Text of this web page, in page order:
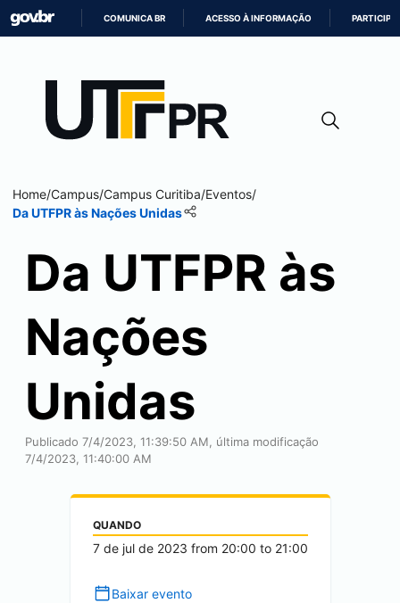
CONTEÚDO
COMUNICA BR ACESSO À INFORMAÇÃO PARTICIPE
Home/Campus/Campus Curitiba/Eventos/
Da UTFPR às Nações Unidas
Da UTFPR às
Nações
Unidas
Publicado 7/4/2023, 11:39:50 AM, última modificação
7/4/2023, 11:40:00 AM
QUANDO
7 de jul de 2023 from 20:00 to 21:00
Baixar evento